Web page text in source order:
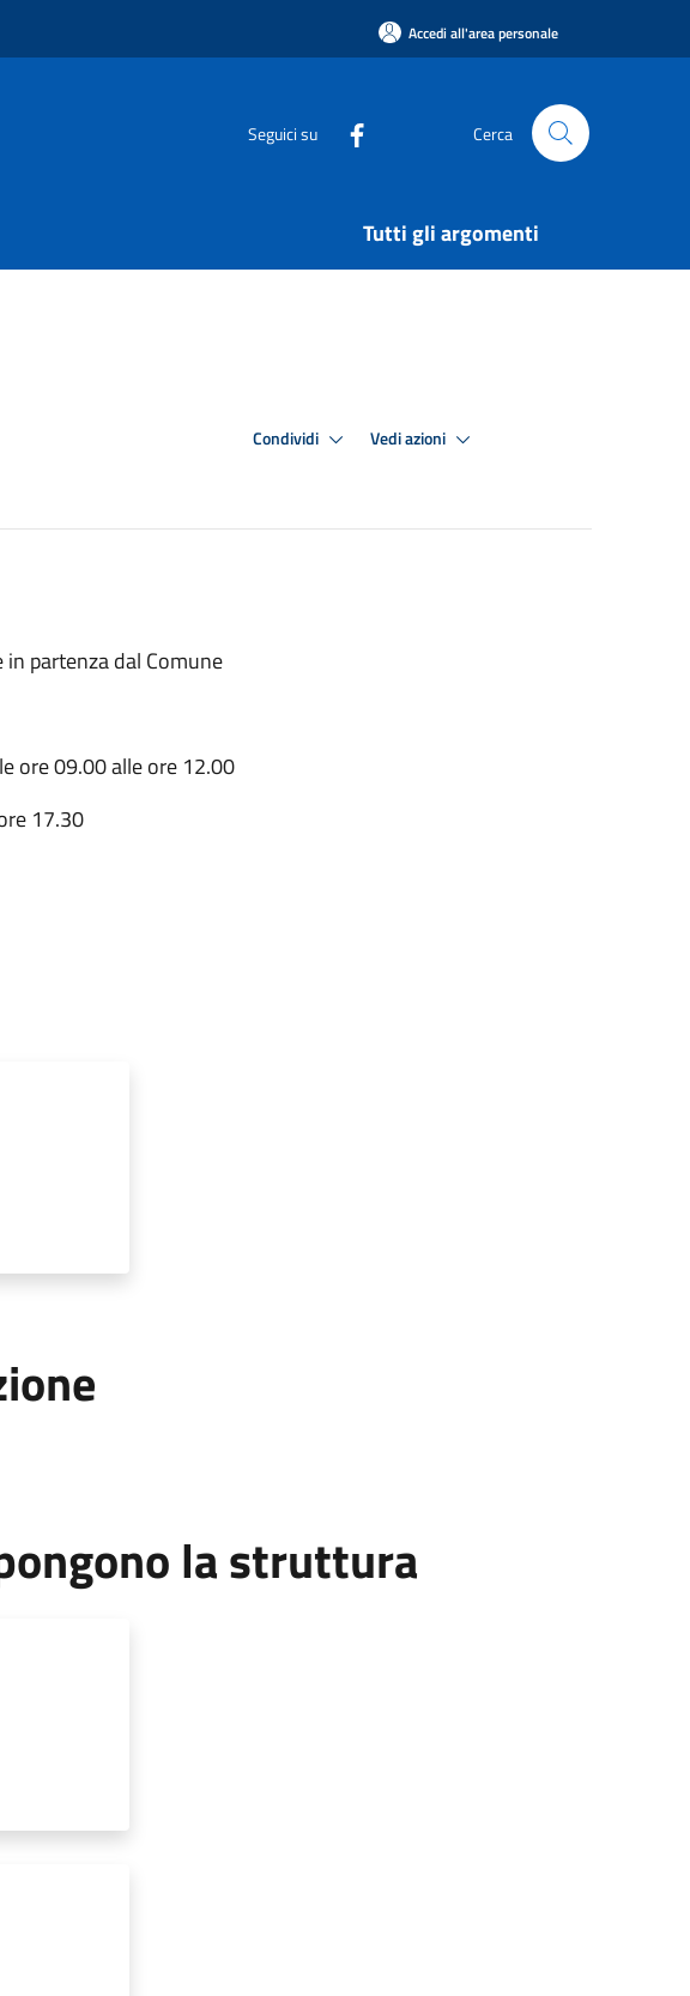
Accedi all'area personale
Seguici su Cerca
Tutti gli argomenti
Condividi Vedi azioni
partenza dal Comune
ore 09.00 alle ore 12.00
17.30
la struttura